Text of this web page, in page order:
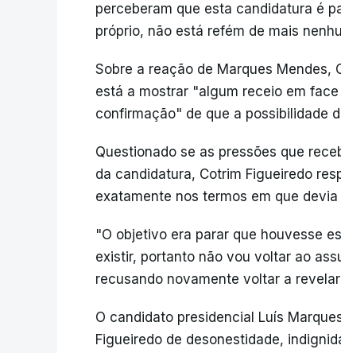
perceberam que esta candidatura é
próprio, não está refém de mais
Sobre a reação de Marques Mendes,
está a mostrar "algum receio em
confirmação" de que a possibilidade
Questionado se as pressões que
da candidatura, Cotrim Figueiredo
exatamente nos termos em que
"O objetivo era parar que houvesse
existir, portanto não vou voltar ao
recusando novamente voltar a
O candidato presidencial Luís
Figueiredo de desonestidade,